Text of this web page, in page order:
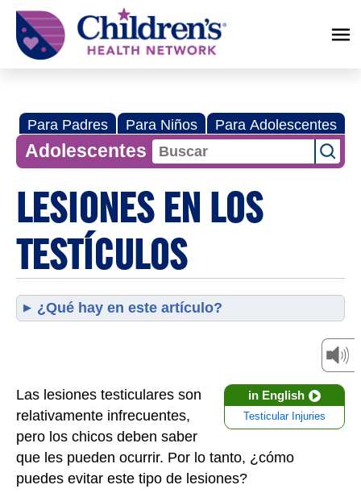
Children's
Health
Network
Para Padres Para Niños Para Adolescentes
Adolescentes
LESIONES EN LOS
TESTÍCULOS
¿Qué hay en este artículo?
in English
Testicular Injuries
Las lesiones testiculares son
relativamente infrecuentes,
pero los chicos deben saber
que les pueden ocurrir. Por lo tanto, ¿cómo
puedes evitar este tipo de lesiones?